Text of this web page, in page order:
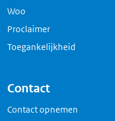
Woo
Proclaimer
Toegankelijkheid
Contact
Contact opnemen